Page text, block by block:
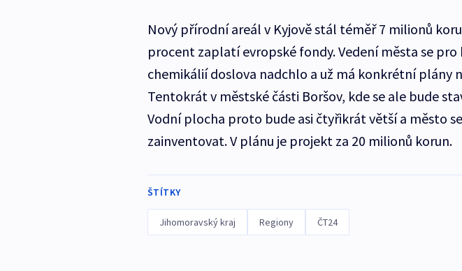
Nový přírodní areál v Kyjově stál téměř 7 milionů
procent zaplatí evropské fondy. Vedení města se
chemikálií doslova nadchlo a už má konkrétní plány
Tentokrát v městské části Boršov, kde se ale bude
Vodní plocha proto bude asi čtyřikrát větší a město
zainventovat. V plánu je projekt za 20 milionů korun.
ŠTÍTKY
Jihomoravský kraj Regiony ČT24